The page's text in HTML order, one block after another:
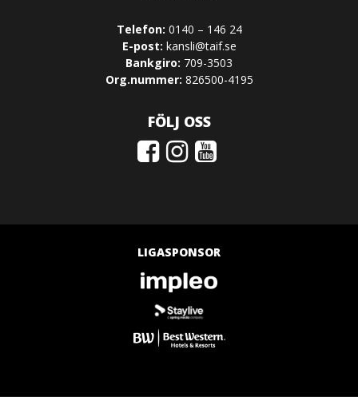
Telefon: 0140 – 146 24
E-post: kansli@taif.se
Bankgiro: 709-3503
Org.nummer: 826500-4195
FÖLJ OSS
LIGASPONSOR